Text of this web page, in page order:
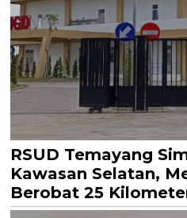
RSUD Temayang
Kawasan Selatan,
Berobat 25